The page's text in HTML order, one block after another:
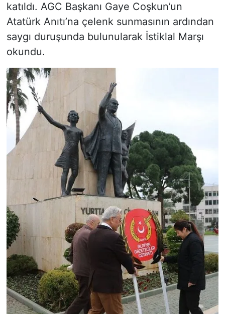
katıldı. AGC Başkanı Gaye Coşkun’un
Atatürk Anıtı’na çelenk sunmasının ardından
saygı duruşunda bulunularak İstiklal Marşı
okundu.